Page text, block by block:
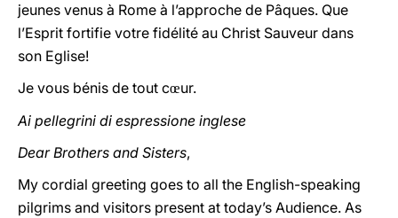
jeunes venus à Rome à l’approche de Pâques. Que
l’Esprit fortifie votre fidélité au Christ Sauveur dans
son Eglise!
Je vous bénis de tout cœur.
Ai pellegrini di espressione inglese
Dear Brothers and Sisters,
My cordial greeting goes to all the English-speaking
pilgrims and visitors present at today’s Audience. As